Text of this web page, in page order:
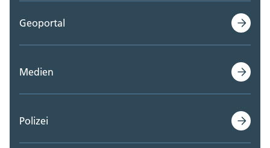
Geoportal
Medien
Polizei